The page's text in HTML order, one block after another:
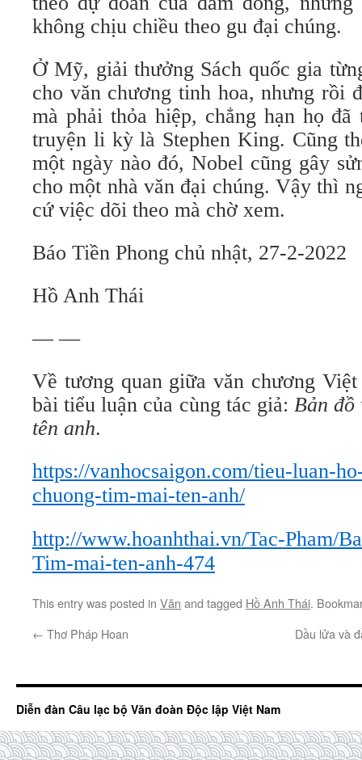
không chịu chiều theo gu đại chúng.
Ở Mỹ, giải thưởng Sách quốc gia
cho văn chương tinh hoa, nhưng rồi
mà phải thỏa hiệp, chẳng hạn họ
truyện li kỳ là Stephen King. Cũng
một ngày nào đó, Nobel cũng gây
cho một nhà văn đại chúng. Vậy thì
cứ việc dõi theo mà chờ xem.
Báo Tiền Phong chủ nhật, 27-2-2022
Hồ Anh Thái
— —
Về tương quan giữa văn chương
bài tiểu luận của cùng tác giả: Bản
tên anh.
https://vanhocsaigon.com/tieu-luan-
chuong-tim-mai-ten-anh/
http://www.hoanhthai.vn/Tac-Pham/
Tim-mai-ten-anh-474
This entry was posted in Văn and tagged Hồ Anh Thái.
← Thơ Pháp Hoan Dầu lửa và
Diễn đàn Câu lạc bộ Văn đoàn Độc lập Việt Nam